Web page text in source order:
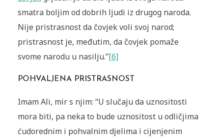
smatra boljim od dobrih ljudi iz drugog naroda.
Nije pristras­nost da čovjek voli svoj narod;
pristrasnost je, međutim, da čovjek po­maže
svome narodu u nasilju.”[6]
POHVALJENA PRISTRASNOST
Imam Ali, mir s njim: “U slučaju da uznositosti
mora biti, pa neka to bude uznositost u odličjima
ćudorednim i pohvalnim djelima i cijenjenim